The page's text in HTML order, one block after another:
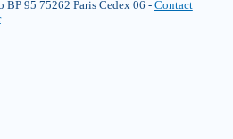
BP 95 75262 Paris Cedex 06 - Contact